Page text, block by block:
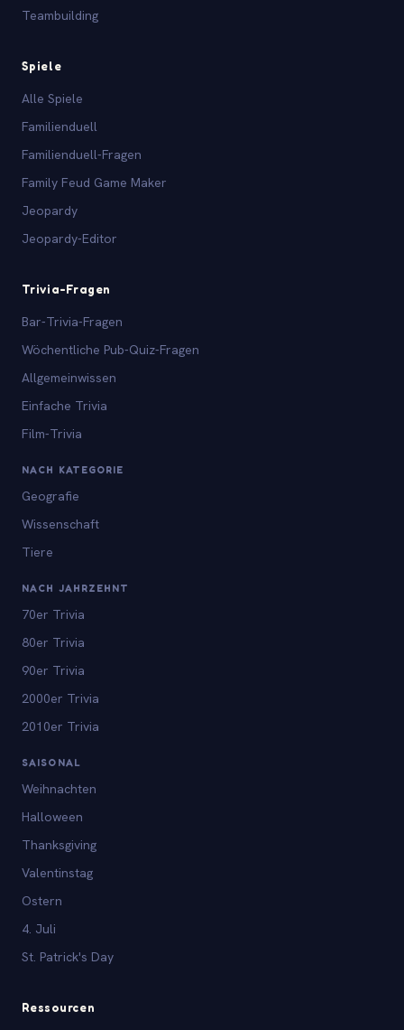
Teambuilding
Spiele
Alle Spiele
Familienduell
Familienduell-Fragen
Family Feud Game Maker
Jeopardy
Jeopardy-Editor
Trivia-Fragen
Bar-Trivia-Fragen
Wöchentliche Pub-Quiz-Fragen
Allgemeinwissen
Einfache Trivia
Film-Trivia
NACH KATEGORIE
Geografie
Wissenschaft
Tiere
NACH JAHRZEHNT
70er Trivia
80er Trivia
90er Trivia
2000er Trivia
2010er Trivia
SAISONAL
Weihnachten
Halloween
Thanksgiving
Valentinstag
Ostern
4. Juli
St. Patrick's Day
Ressourcen